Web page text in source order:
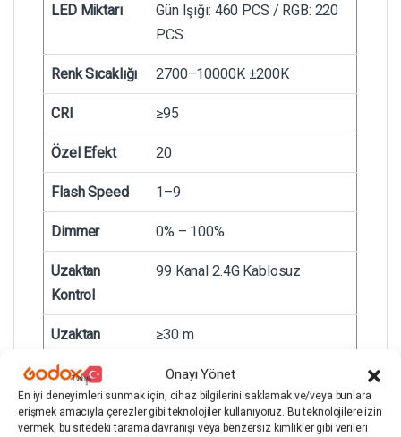
Onayı Yönet
En iyi deneyimleri sunmak için, cihaz bilgilerini saklamak ve/veya bunlara
erişmek amacıyla çerezler gibi teknolojiler kullanıyoruz. Bu teknolojilere izin
vermek, bu sitedeki tarama davranışı veya benzersiz kimlikler gibi verileri
LED Miktarı
Gün Işığı: 460 PCS / RGB: 220
PCS
Renk Sıcaklığı 2700–10000K ±200K
CRI ≥95
Özel Efekt 20
Flash Speed 1–9
Dimmer 0% – 100%
Uzaktan
Kontrol
99 Kanal 2.4G Kablosuz
Uzaktan
≥30 m
DMX512 Evet